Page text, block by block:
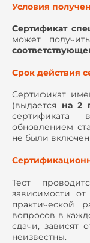
Условия
Сертификат
может
Срок действия
Сертификат
(выдается на 2
обновлением
не были
Тест
зависимости
практической
вопросов в
сдачи, зависят
неизвестны.